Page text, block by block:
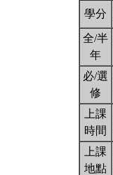
學分
全/半
年
必/選
修
上課
時間
上課
地點